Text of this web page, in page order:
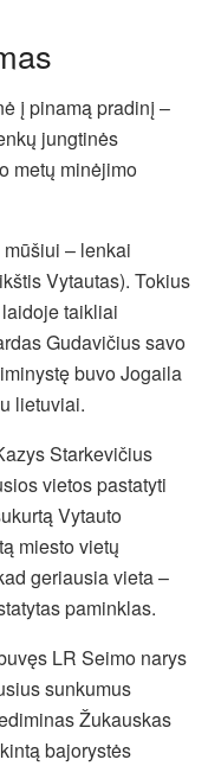
į pinamą pradinį –
jungtinės
metų minėjimo
– lenkai
Vytautas). Tokius
taikliai
Gudavičius savo
buvo Jogaila
lietuviai.
Starkevičius
vietos pastatyti
Vytauto
miesto vietų
geriausia vieta –
paminklas.
LR Seimo narys
sunkumus
Žukauskas
bajorystės